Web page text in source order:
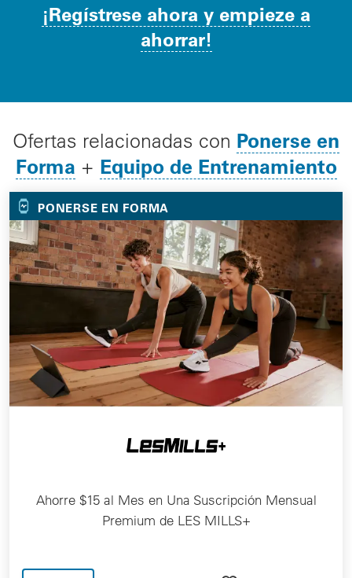
¡Regístrese ahora y empieze a
ahorrar!
Ofertas relacionadas con Ponerse en
Forma + Equipo de Entrenamiento
PONERSE EN FORMA
Ahorre $15 al Mes en Una Suscripción Mensual
Premium de LES MILLS+